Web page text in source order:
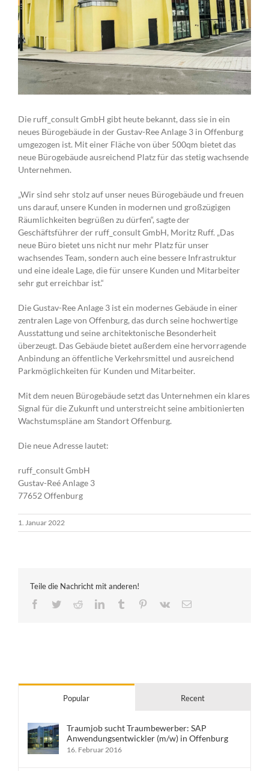
Die ruff_consult GmbH gibt heute bekannt, dass sie in ein
neues Bürogebäude in der Gustav-Ree Anlage 3 in Offenburg
umgezogen ist. Mit einer Fläche von über 500qm bietet das
neue Bürogebäude ausreichend Platz für das stetig wachsende
Unternehmen.
„Wir sind sehr stolz auf unser neues Bürogebäude und freuen
uns darauf, unsere Kunden in modernen und großzügigen
Räumlichkeiten begrüßen zu dürfen“, sagte der
Geschäftsführer der ruff_consult GmbH, Moritz Ruff. „Das
neue Büro bietet uns nicht nur mehr Platz für unser
wachsendes Team, sondern auch eine bessere Infrastruktur
und eine ideale Lage, die für unsere Kunden und Mitarbeiter
sehr gut erreichbar ist.“
Die Gustav-Ree Anlage 3 ist ein modernes Gebäude in einer
zentralen Lage von Offenburg, das durch seine hochwertige
Ausstattung und seine architektonische Besonderheit
überzeugt. Das Gebäude bietet außerdem eine hervorragende
Anbindung an öffentliche Verkehrsmittel und ausreichend
Parkmöglichkeiten für Kunden und Mitarbeiter.
Mit dem neuen Bürogebäude setzt das Unternehmen ein klares
Signal für die Zukunft und unterstreicht seine ambitionierten
Wachstumspläne am Standort Offenburg.
Die neue Adresse lautet:
ruff_consult GmbH
Gustav-Reé Anlage 3
77652 Offenburg
1. Januar 2022
Teile die Nachricht mit anderen!
Facebook
TwitterRedditLinkedInTumblr Pinterest
Vk
E-
Popular Recent
Traumjob sucht Traumbewerber: SAP
Anwendungsentwickler (m/w) in Offenburg
16. Februar 2016